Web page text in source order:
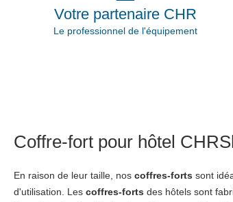
Votre partenaire CHR
Le professionnel de l'équipement
Coffre-fort pour hôtel
En raison de leur taille, nos coffres-forts sont
d'utilisation. Les coffres-forts des hôtels sont